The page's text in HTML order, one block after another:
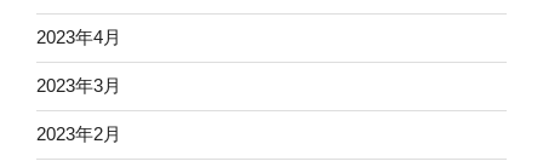
2023年4月
2023年3月
2023年2月